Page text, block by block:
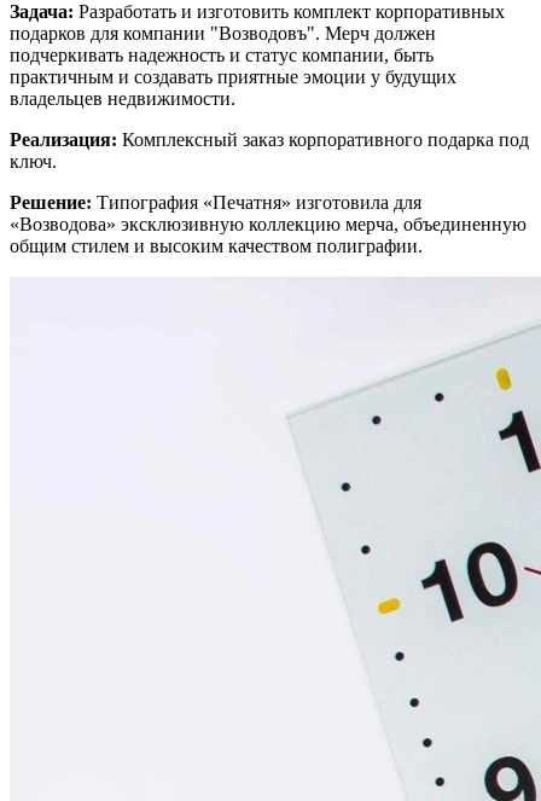
Задача: Разработать и изготовить комплект корпоративных
подарков для компании "Возводовъ". Мерч должен
подчеркивать надежность и статус компании, быть
практичным и создавать приятные эмоции у будущих
владельцев недвижимости.
Реализация: Комплексный заказ корпоративного подарка под
ключ.
Решение: Типография «Печатня» изготовила для
«Возводова» эксклюзивную коллекцию мерча, объединенную
общим стилем и высоким качеством полиграфии.